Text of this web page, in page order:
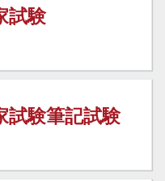
試験
試験筆記試験